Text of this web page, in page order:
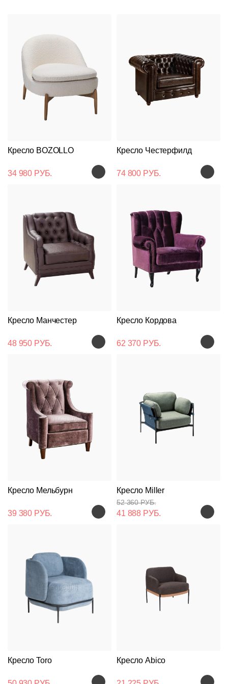
Кресло BOZOLLO
34 980 РУБ.
Кресло Честерфилд
74 800 РУБ.
Кресло Манчестер
48 950 РУБ.
Кресло Кордова
62 370 РУБ.
Кресло Мельбурн
39 380 РУБ.
Кресло Miller
52 360 РУБ.
41 888 РУБ.
Кресло Toro Кресло Abico